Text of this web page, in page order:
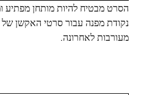
הסרט מבטיח להיות מותחן מפתיע
נקודת מפנה עבור סרטי האקשן של
מעורבות לאחרונה.